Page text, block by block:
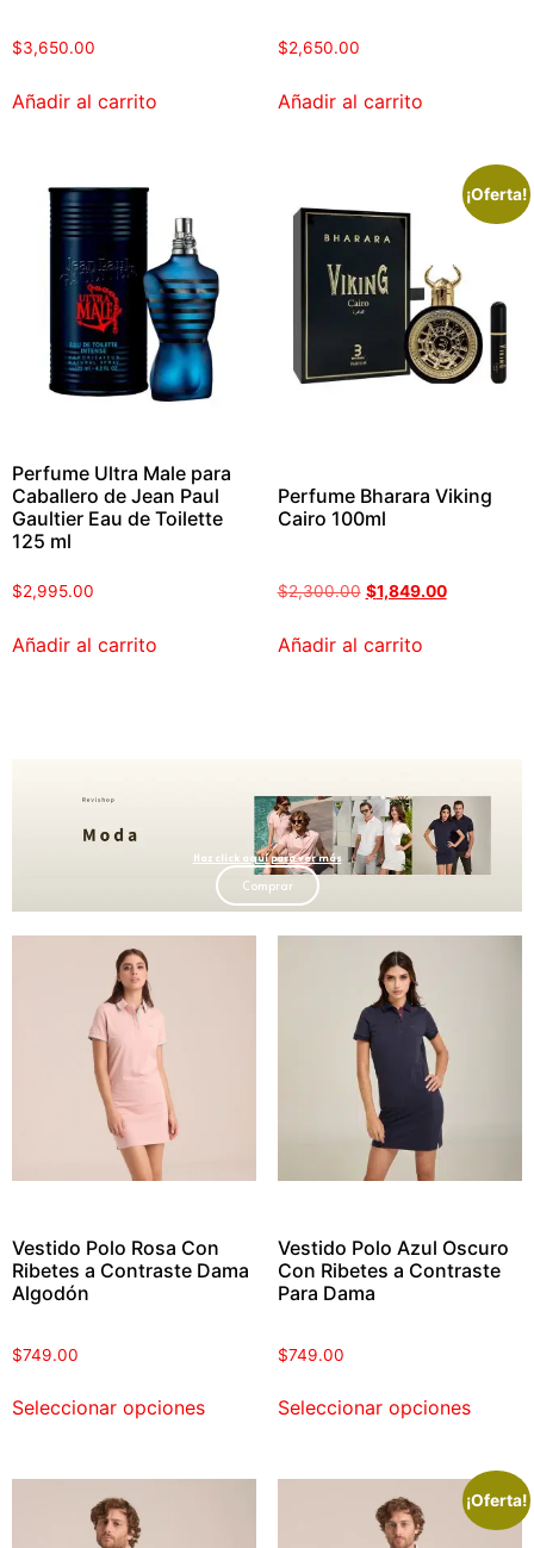
$3,650.00
Añadir al carrito
$2,650.00
Añadir al carrito
Perfume Ultra Male para
Caballero de Jean Paul
Gaultier Eau de Toilette
125 ml
$2,995.00
Añadir al carrito
¡Oferta!
Perfume Bharara Viking
Cairo 100ml
$2,300.00 $1,849.00
Añadir al carrito
Haz click aquí para ver más
Comprar
Vestido Polo Rosa Con
Ribetes a Contraste Dama
Algodón
$749.00
Seleccionar opciones
Vestido Polo Azul Oscuro
Con Ribetes a Contraste
Para Dama
$749.00
Seleccionar opciones
¡Oferta!